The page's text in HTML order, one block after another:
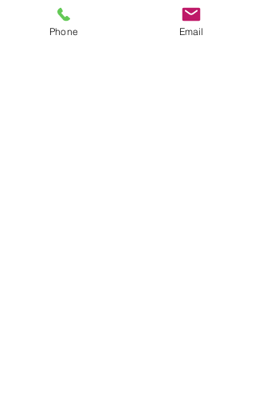
Attendance, Lateness and
Payment Policy
Phone Email